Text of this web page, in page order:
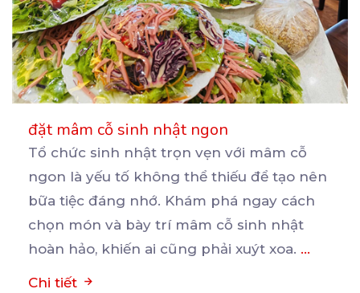
đặt mâm cỗ sinh nhật ngon
Tổ chức sinh nhật trọn vẹn với mâm cỗ
ngon là yếu tố không thể thiếu để tạo nên
bữa tiệc đáng nhớ. Khám phá ngay cách
chọn món và bày trí mâm cỗ sinh nhật
hoàn hảo, khiến ai cũng phải xuýt xoa. ...
Chi tiết